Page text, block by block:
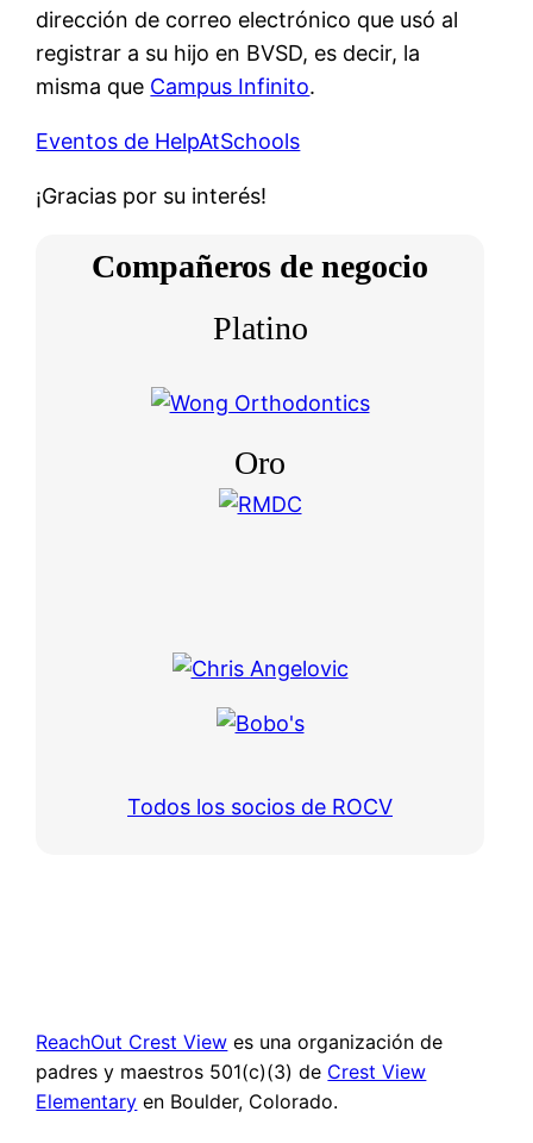
dirección de correo electrónico que usó al
registrar a su hijo en BVSD, es decir, la
misma que Campus Infinito.
Eventos de HelpAtSchools
¡Gracias por su interés!
Compañeros de negocio
Platino
Oro
Todos los socios de ROCV
ReachOut Crest View es una organización de
padres y maestros 501(c)(3) de Crest View
Elementary en Boulder, Colorado.